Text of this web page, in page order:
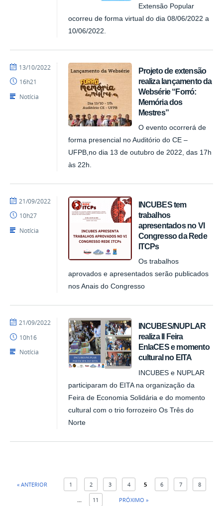
Extensão Popular
ocorreu de forma virtual do dia 08/06/2022 a
10/06/2022.
Projeto de extensão
realiza lançamento da
Websérie “Forró:
Memória dos
Mestres”
O evento ocorrerá de
forma presencial no Auditório do CE –
UFPB,no dia 13 de outubro de 2022, das 17h
às 22h.
por
publicado
13/10/2022
16h21
Notícia
INCUBES tem
trabalhos
apresentados no VI
Congresso da Rede
ITCPs
Os trabalhos
aprovados e apresentados serão publicados
nos Anais do Congresso
por
publicado
21/09/2022
10h27
Notícia
INCUBES/NUPLAR
realiza II Feira
EnlaCES e momento
cultural no EITA
INCUBES e NUPLAR
participaram do EITA na organização da
Feira de Economia Solidária e do momento
cultural com o trio forrozeiro Os Três do
Norte
por
publicado
21/09/2022
10h16
Notícia
« ANTERIOR 1 2 3 4 5 6 7 8
11 PRÓXIMO »